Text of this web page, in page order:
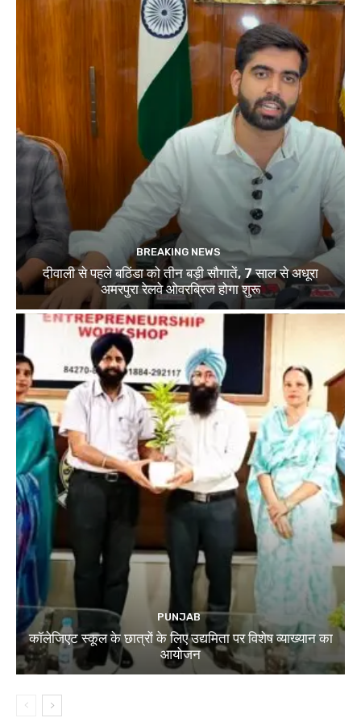
BREAKING NEWS
दीवाली से पहले बठिंडा को तीन बड़ी सौगातें, 7 साल से अधूरा
अमरपुरा रेलवे ओवरब्रिज होगा शुरू
PUNJAB
कॉलेजिएट स्कूल के छात्रों के लिए उद्यमिता पर विशेष व्याख्यान का
आयोजन